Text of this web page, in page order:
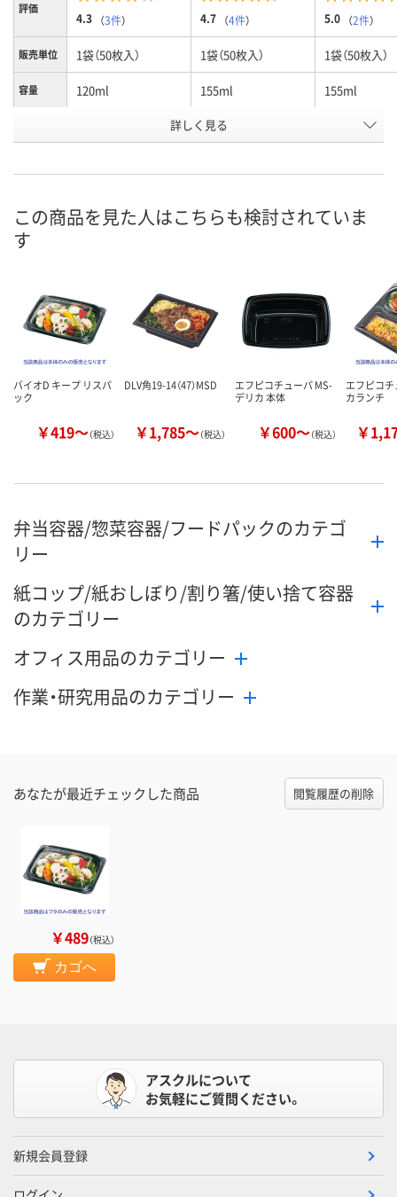
評価
4.3 （3件） 4.7 （4件） 5.0 （2件）
販売単位 1袋（50枚入） 1袋（50枚入） 1袋（50枚入）
容量 120ml 155ml 155ml
フタ
号
お届け日
カゴへ カゴへ カ
詳しく見る
この商品を見た人はこちらも検討されていま
す
バイオD キープ リスパ
ック
￥419～（税込）
DLV角19-14（47）MSD
￥1,785～（税込）
エフピコチューパ MS-
デリカ 本体
￥600～（税込）
エフピコ
カランチ
￥
弁当容器/惣菜容器/フードパックのカテゴ
リー
紙コップ/紙おしぼり/割り箸/使い捨て容器
のカテゴリー
オフィス用品のカテゴリー
作業・研究用品のカテゴリー
あなたが最近チェックした商品 閲覧履歴の削除
￥489（税込）
カゴへ
アスクルについて
お気軽にご質問ください。
新規会員登録